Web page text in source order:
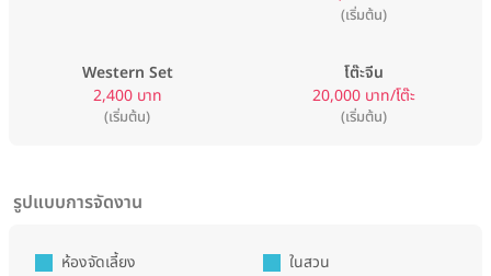
(เริ่มต้น)
Western Set
2,400 บาท
(เริ่มต้น)
โต๊ะจีน
20,000 บาท/โต๊ะ
(เริ่มต้น)
รูปแบบการจัดงาน
ห้องจัดเลี้ยง ในสวน